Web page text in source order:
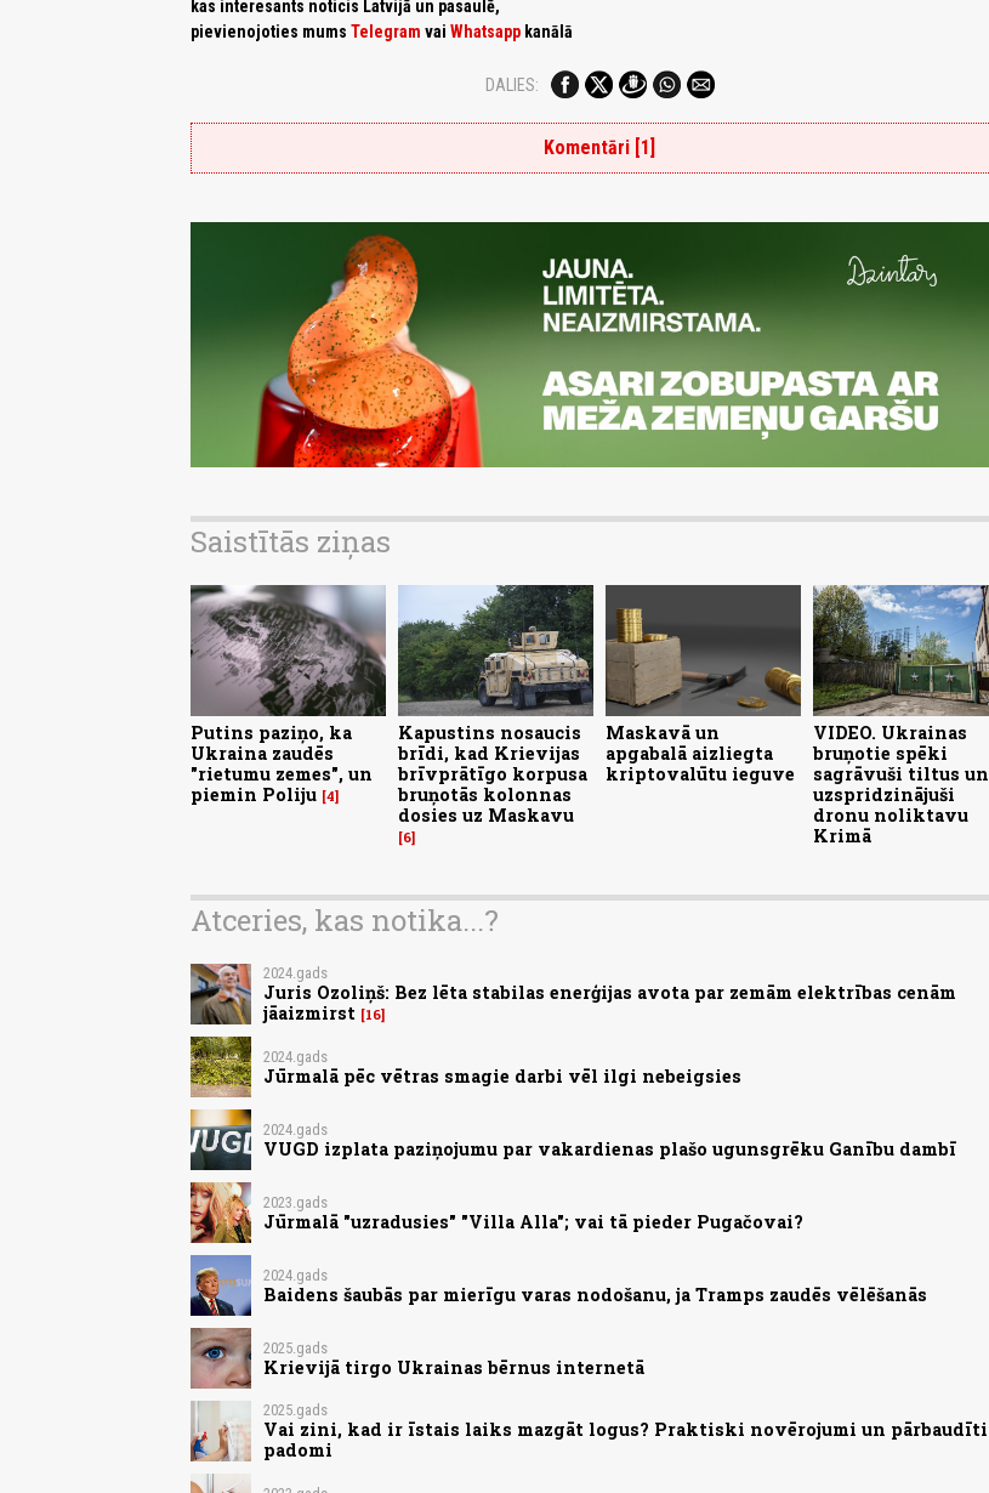
kas interesants noticis Latvijā un pasaulē,
pievienojoties mums Telegram vai Whatsapp kanālā
DALIES:
Komentāri [1]
Saistītās ziņas
Putins paziņo, ka
Ukraina zaudēs
"rietumu zemes", un
piemin Poliju 4
Kapustins nosaucis
brīdi, kad Krievijas
brīvprātīgo korpusa
bruņotās kolonnas
dosies uz Maskavu
6
Maskavā un
apgabalā aizliegta
kriptovalūtu ieguve
VIDEO. Ukrainas
bruņotie spēki
sagrāvuši tiltus un
uzspridzinājuši
dronu noliktavu
Krimā
Atceries, kas notika...?
2024.gads
Juris Ozoliņš: Bez lēta stabilas enerģijas avota par zemām elektrības cenām
jāaizmirst 16
2024.gads
Jūrmalā pēc vētras smagie darbi vēl ilgi nebeigsies
2024.gads
VUGD izplata paziņojumu par vakardienas plašo ugunsgrēku Ganību dambī
2023.gads
Jūrmalā "uzradusies" "Villa Alla"; vai tā pieder Pugačovai?
2024.gads
Baidens šaubās par mierīgu varas nodošanu, ja Tramps zaudēs vēlēšanās
2025.gads
Krievijā tirgo Ukrainas bērnus internetā
2025.gads
Vai zini, kad ir īstais laiks mazgāt logus? Praktiski novērojumi un pārbaudīti
padomi